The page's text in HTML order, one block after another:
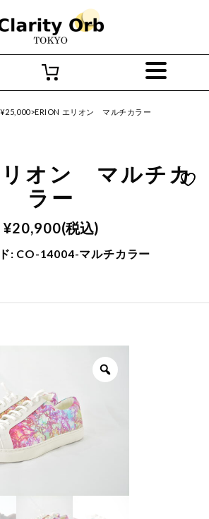
>ERION エリオン マルチカラー
オン マルチカ
ラー
¥20,900(税込)
: CO-14004-マルチカラー